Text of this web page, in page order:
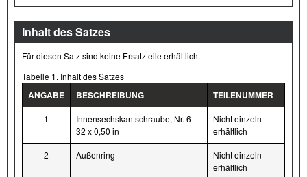
Inhalt des Satzes
Für diesen Satz sind keine Ersatzteile erhältlich.
Tabelle 1. Inhalt des Satzes
ANGABE BESCHREIBUNG TEILENUMMER
1
Innensechskantschraube, Nr. 6-
32 x 0,50 in
Nicht einzeln
erhältlich
2 Außenring
Nicht einzeln
erhältlich